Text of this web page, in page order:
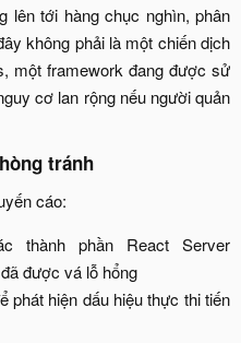
lên tới hàng chục nghìn, phân
không phải là một chiến dịch
một framework đang được sử
cơ lan rộng nếu người quản
tránh​
cáo:​
thành phần React Server
được vá lỗ hổng​
phát hiện dấu hiệu thực thi tiến